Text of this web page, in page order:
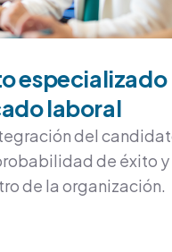
especializado
laboral
del
de éxito y
de la organización.